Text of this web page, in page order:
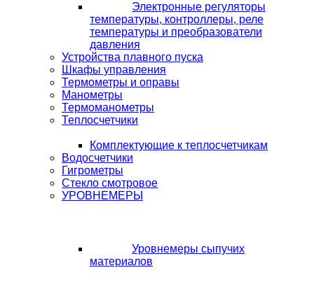
Электронные регуляторы
температуры, контроллеры, реле
температуры и преобразователи
давления
Устройства плавного пуска
Шкафы управления
Термометры и оправы
Манометры
Термоманометры
Теплосчетчики
Комплектующие к теплосчетчикам
Водосчетчики
Гигрометры
Стекло смотровое
УРОВНЕМЕРЫ
Уровнемеры сыпучих
материалов